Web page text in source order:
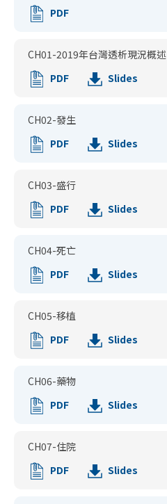
PDF
CH01-2019年台灣透析現況概述
PDF
Slides
CH02-發生
PDF
Slides
CH03-盛行
PDF
Slides
CH04-死亡
PDF
Slides
CH05-移植
PDF
Slides
CH06-藥物
PDF
Slides
CH07-住院
PDF
Slides